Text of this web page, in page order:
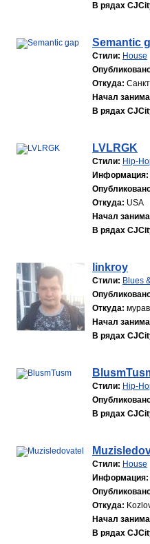
В рядах
Semantic
Стили: House
Откуда:
Начал
В рядах
LVLRGK
Стили: Hip-
Информация:
Откуда: USA
Начал
В рядах
linkroy
Стили: Blues
Откуда:
Начал
В рядах
Стили: Hip-
В рядах
Стили: House
Информация:
Откуда:
Начал
В рядах